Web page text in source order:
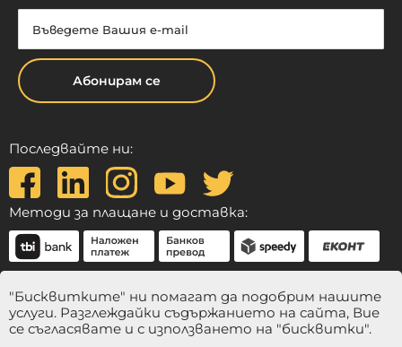
Абонирам се
Последвайте ни:
Методи за плащане и доставка:
"Бисквитките" ни помагат да подобрим нашите
услуги. Разглеждайки съдържанието на сайта, Вие
се съгласявате и с използването на "бисквитки".